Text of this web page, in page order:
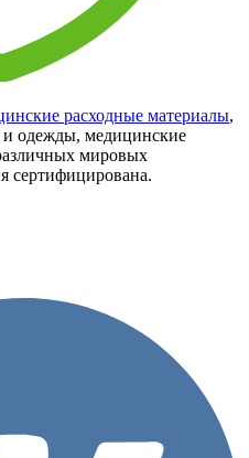
расходные материалы,
и одежды, медицинские
мировых
сертифицирована.